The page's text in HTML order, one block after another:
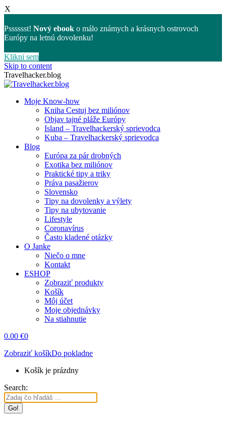
X
Psssssst! Nový ebook o málo známych a krásnych ostrovoch
Európy na letnú dovolenku!
Klikni sem
Skip to content
Travelhacker.blog
Moje Know-how
Kniha Cestuj bez miliónov
Objav tajné pláže Európy
Island – Travelhackerský sprievodca
Kuba – Travelhackerský sprievodca
Blog
Európa za pár drobných
Exotika bez miliónov
Praktické tipy a triky
Práva pasažierov
Slovensko
Tipy na dovolenky a výlety
Tipy na ubytovanie
Lifestyle
Coronavírus
Často kladené otázky
O Janke
Niečo o mne
Kontakt
ESHOP
Zobraziť produkty
Košík
Môj účet
Moje objednávky
Na stiahnutie
0.00 €0
Zobraziť košíkDo pokladne
Košík je prázdny
Search: